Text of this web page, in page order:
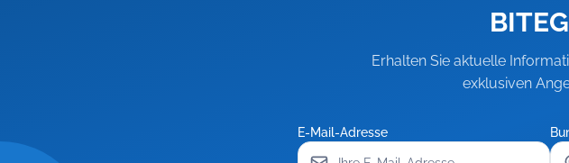
Erhalten Sie aktuelle
exklusiven
E-Mail-Adresse